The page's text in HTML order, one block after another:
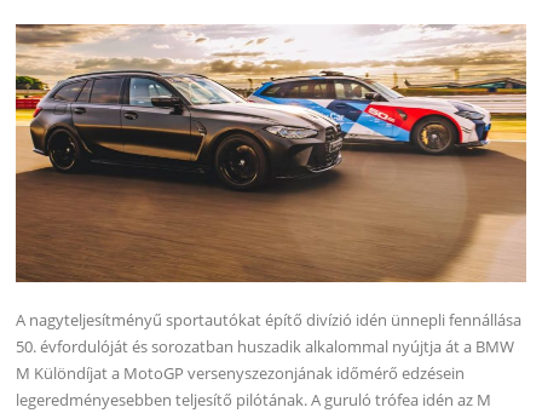
A nagyteljesítményű sportautókat építő divízió idén ünnepli fennállása
50. évfordulóját és sorozatban huszadik alkalommal nyújtja át a BMW
M Különdíjat a MotoGP versenyszezonjának időmérő edzésein
legeredményesebben teljesítő pilótának. A guruló trófea idén az M